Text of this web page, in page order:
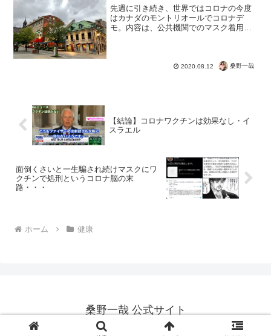
先週に引き続き、世界ではコロナの今度
はカナダのモントリオールでコロナデ
モ。内容は、公共機関でのマスク着用義
2020.08.12 桑野一哉
【結論】コロナワクチンは効果なし・イ
スラエル
面倒くさいと一生騙され続けマスクにワ
クチンで処刑というコロナ脳の末
路・・・
ホーム 健康
桑野一哉 公式サイト
Copyright © 2012-2026 桑野一哉 公式サイト All Rights Reserved.